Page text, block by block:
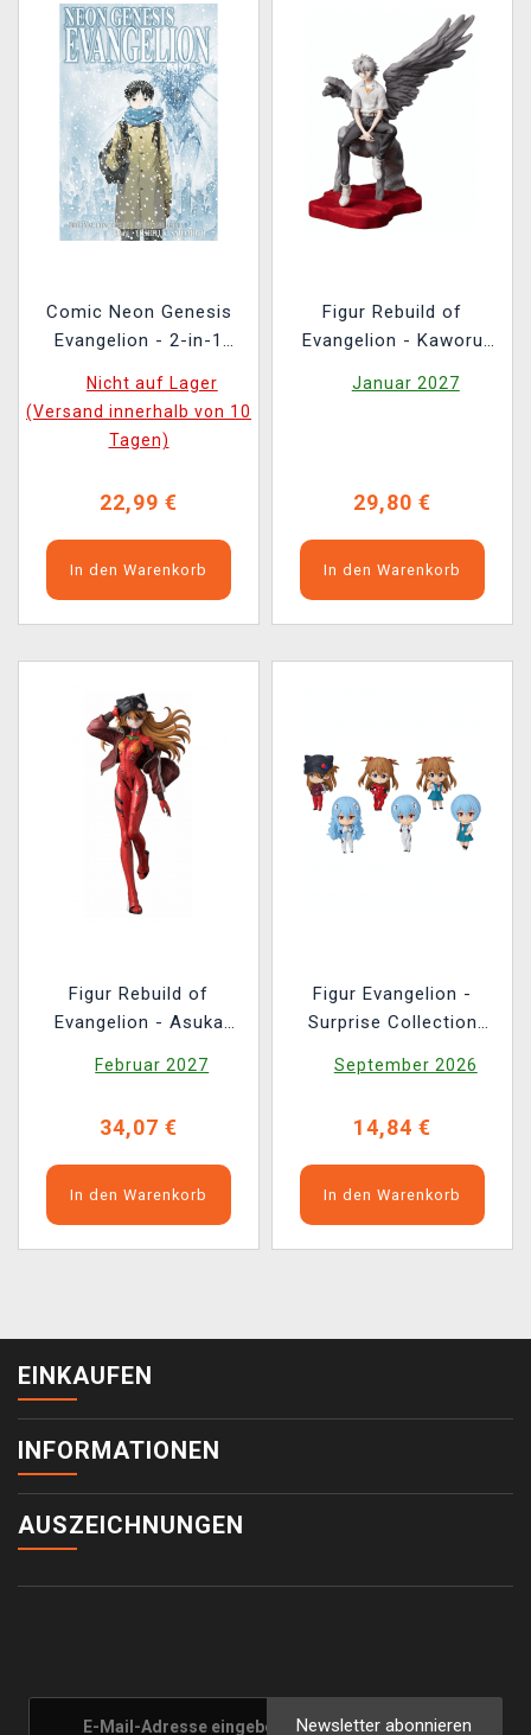
Comic Neon Genesis
Evangelion - 2-in-1
ENG
Nicht auf Lager
(Versand innerhalb von 10
Tagen)
22,99 €
In den Warenkorb
Figur Rebuild of
Evangelion - Kaworu
Januar 2027
29,80 €
In den Warenkorb
Figur Rebuild of
Evangelion - Asuka
Februar 2027
34,07 €
In den Warenkorb
Figur Evangelion -
Surprise Collection
Auswahl)
September 2026
14,84 €
In den Warenkorb
EINKAUFEN
INFORMATIONEN
AUSZEICHNUNGEN
Newsletter abonnieren